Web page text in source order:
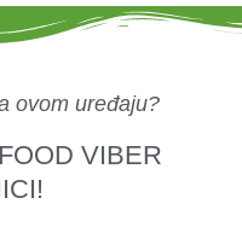
ovom uređaju?
VIBER